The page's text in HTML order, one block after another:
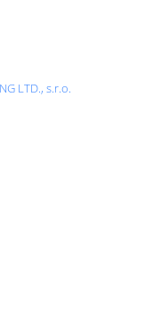
LTD., s.r.o.